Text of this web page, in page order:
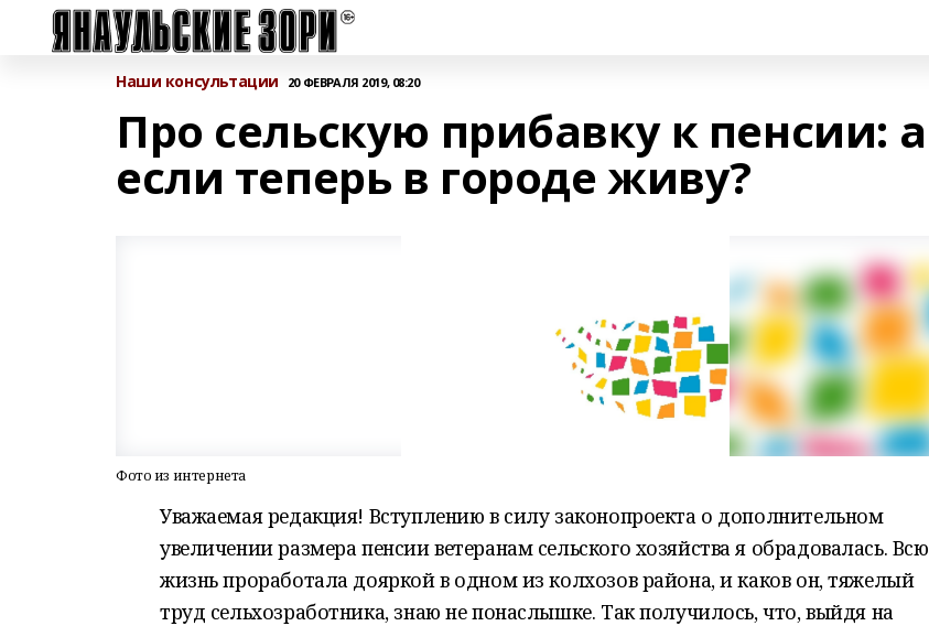
Наши консультации 20 ФЕВРАЛЯ 2019, 08:20
Про сельскую прибавку к пенсии: а
если теперь в городе живу?
Фото из интернета
Уважаемая редакция! Вступлению в силу законопроекта о дополнительном
увеличении размера пенсии ветеранам сельского хозяйства я обрадовалась. Всю
жизнь проработала дояркой в одном из колхозов района, и каков он, тяжелый
труд сельхозработника, знаю не понаслышке. Так получилось, что, выйдя на